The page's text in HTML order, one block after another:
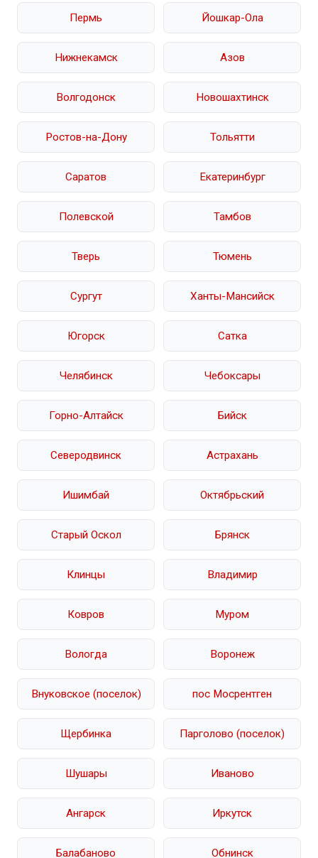
Пермь Йошкар-Ола
Нижнекамск Азов
Волгодонск Новошахтинск
Ростов-на-Дону Тольятти
Саратов Екатеринбург
Полевской Тамбов
Тверь Тюмень
Сургут Ханты-Мансийск
Югорск Сатка
Челябинск Чебоксары
Горно-Алтайск Бийск
Северодвинск Астрахань
Ишимбай Октябрьский
Старый Оскол Брянск
Клинцы Владимир
Ковров Муром
Вологда Воронеж
Внуковское (поселок) пос Мосрентген
Щербинка Парголово (поселок)
Шушары Иваново
Ангарск Иркутск
Балабаново Обнинск